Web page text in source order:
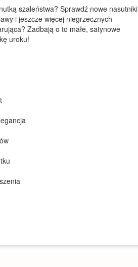
szaleństwa? Sprawdź nowe nasutniki
i jeszcze więcej niegrzecznych
Zadbają o to małe, satynowe
uroku!